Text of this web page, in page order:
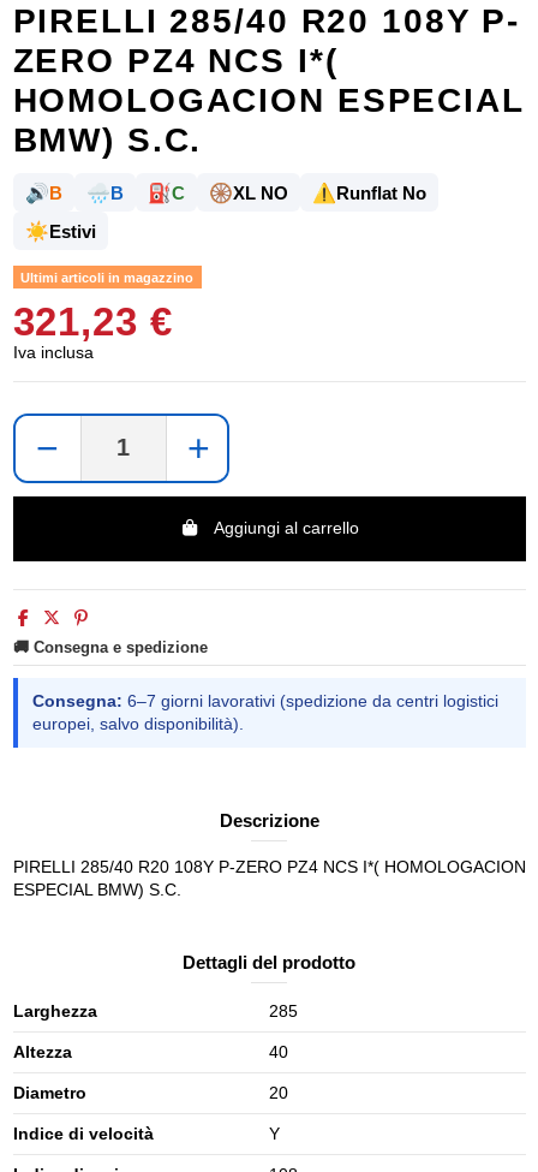
PIRELLI 285/40 R20 108Y P-
ZERO PZ4 NCS I*(
HOMOLOGACION ESPECIAL
BMW) S.C.
🔊B 🌧️B ⛽C 🛞XL NO ⚠️Runflat No
☀️Estivi
Ultimi articoli in magazzino
321,23 €
Iva inclusa
− +
Aggiungi al carrello
🚚 Consegna e spedizione
Consegna: 6–7 giorni lavorativi (spedizione da centri logistici
europei, salvo disponibilità).
Descrizione
PIRELLI 285/40 R20 108Y P-ZERO PZ4 NCS I*( HOMOLOGACION
ESPECIAL BMW) S.C.
Dettagli del prodotto
Larghezza 285
Altezza 40
Diametro 20
Indice di velocità Y